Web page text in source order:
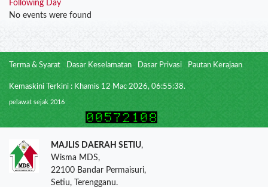
Following Day
No events were found
Terma & Syarat Dasar Keselamatan Dasar Privasi Pautan Kerajaan
Kemaskini Terkini : Khamis 12 Mac 2026, 06:55:38.
pelawat sejak 2016
MAJLIS DAERAH SETIU,
Wisma MDS,
22100 Bandar Permaisuri,
Setiu, Terengganu.